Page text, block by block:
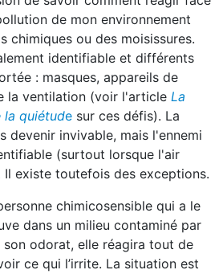
de mon environnement
chimiques ou des moisissures.
identifiable et différents
: masques, appareils de
la ventilation (voir l'article La
la quiétude sur ces défis). La
devenir invivable, mais l'ennemi
(surtout lorsque l'air
existe toutefois des exceptions.
chimicosensible qui a le
dans un milieu contaminé par
son odorat, elle réagira tout de
ce qui l’irrite. La situation est